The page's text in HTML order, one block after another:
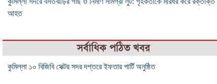
আহত
সর্বাধিক পঠিত খবর
কুমিল্লা ১০ বিজিবি সেক্টর সদর দপ্তরে ইফতার পার্টি অনুষ্ঠিত